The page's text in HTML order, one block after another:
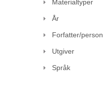
Materialtyper
År
Forfatter/person
Utgiver
Språk